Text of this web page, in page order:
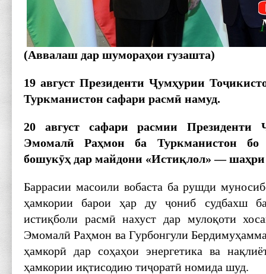
(Аввалаш дар шумораҳои гузашта)
19 август Президенти Ҷумҳурии То
Туркманистон сафари расмӣ намуд.
20 август сафари расмии Президенти
Эмомалӣ Раҳмон ба Туркманистон бо
бошукӯҳ дар майдони «Истиқлол» — ша
Баррасии масоили вобаста ба рушди
ҳамкории барои ҳар ду ҷониб судбахш
истиқболи расмӣ нахуст дар мулоқоти
Эмомалӣ Раҳмон ва Гурбонгули
ҳамкорӣ дар соҳаҳои энергетика ва
ҳамкории иқтисодию тиҷоратӣ номида шуд.